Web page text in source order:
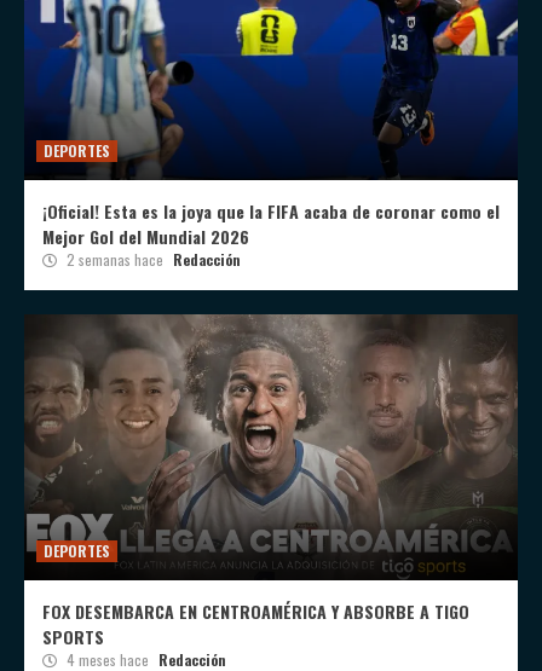
DEPORTES
¡Oficial! Esta es la joya que la FIFA acaba de coronar como el
Mejor Gol del Mundial 2026
2 semanas hace Redacción
DEPORTES
FOX DESEMBARCA EN CENTROAMÉRICA Y ABSORBE A TIGO
SPORTS
4 meses hace Redacción